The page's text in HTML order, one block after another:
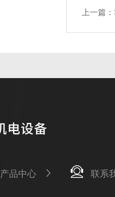
上一篇：
产品中心 联系